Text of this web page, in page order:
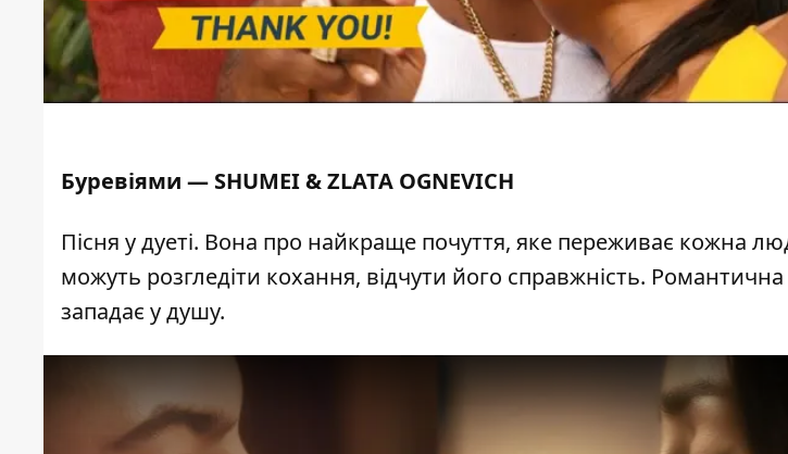
Буревіями — SHUMEI & ZLATA OGNEVICH
Пісня у дуеті. Вона про найкраще почуття, яке переживає кожна
можуть розгледіти кохання, відчути його справжність.
западає у душу.